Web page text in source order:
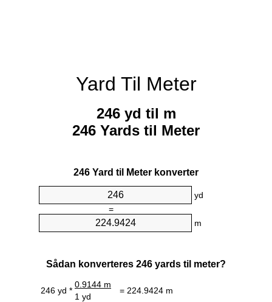
Yard Til Meter
246 yd til m
246 Yards til Meter
246 Yard til Meter konverter
yd
=
m
Sådan konverteres 246 yards til meter?
246 yd *
0.9144 m
= 224.9424 m
1 yd